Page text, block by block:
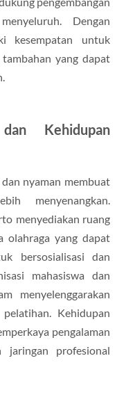
Dengan
kesempatan untuk
yang dapat
Kehidupan
nyaman membuat
menyenangkan.
menyediakan ruang
olahraga yang dapat
bersosialisasi dan
mahasiswa dan
menyelenggarakan
Kehidupan
pengalaman
jaringan profesional